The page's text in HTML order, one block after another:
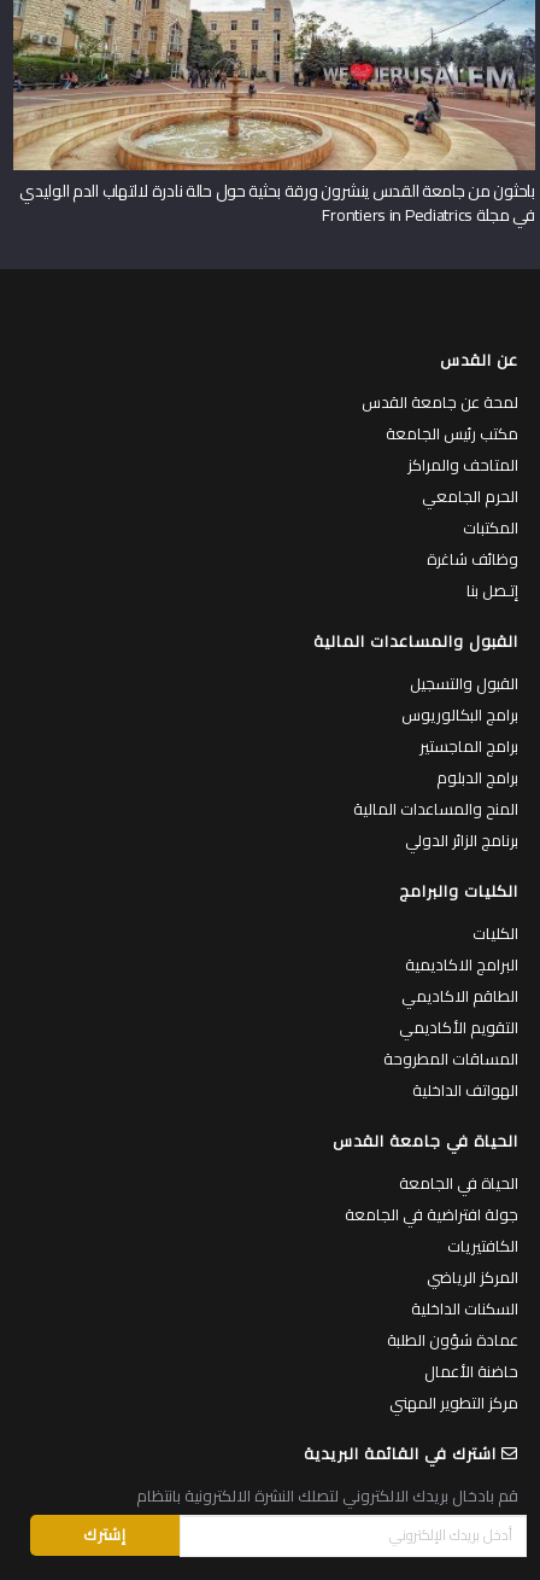
باحثون من جامعة القدس ينشرون ورقة بحثية حول حالة نادرة لالتهاب الدم الوليدي
في مجلة Frontiers in Pediatrics
عن القدس
لمحة عن جامعة القدس
مكتب رئيس الجامعة
المتاحف والمراكز
الحرم الجامعي
المكتبات
وظائف شاغرة
إتـصل بنا
القبول والمساعدات المالية
القبول والتسجيل
برامج البكالوريوس
برامج الماجستير
برامج الدبلوم
المنح والمساعدات المالية
برنامج الزائر الدولي
الكليات والبرامج
الكليات
البرامج الاكاديمية
الطاقم الاكاديمي
التقويم الأكاديمي
المساقات المطروحة
الهواتف الداخلية
الحياة في جامعة القدس
الحياة في الجامعة
جولة افتراضية في الجامعة
الكافتيريات
المركز الرياضي
السكنات الداخلية
عمادة شؤون الطلبة
حاضنة الأعمال
مركز التطوير المهني
اشترك في القائمة البريدية
قم بادخال بريدك الالكتروني لتصلك النشرة الالكترونية بانتظام